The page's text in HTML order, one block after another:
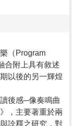
（Program
合附上具有敘述
以後的另一輝煌
後感─像奏鳴曲
，主要著重於兩
詮釋之研究，對